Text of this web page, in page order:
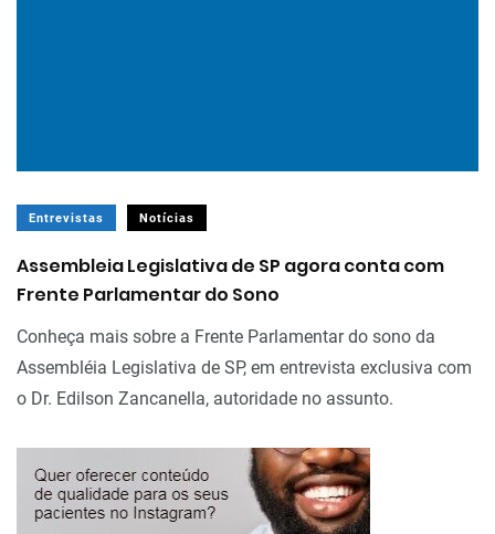
Entrevistas Notícias
Assembleia Legislativa de SP agora conta com
Frente Parlamentar do Sono
Conheça mais sobre a Frente Parlamentar do sono da
Assembléia Legislativa de SP, em entrevista exclusiva com
o Dr. Edilson Zancanella, autoridade no assunto.